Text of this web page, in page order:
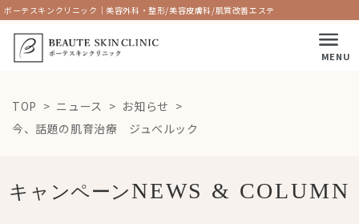
ボーテスキンクリニック｜美容外科・整形/美容皮膚科/肌質改善エステ
MENU
TOP ニュース
お知らせ
今、話題の肌育治療 ジュべルック
キャンペーン